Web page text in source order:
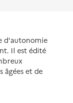
d'autonomie
Il est édité
âgées et de